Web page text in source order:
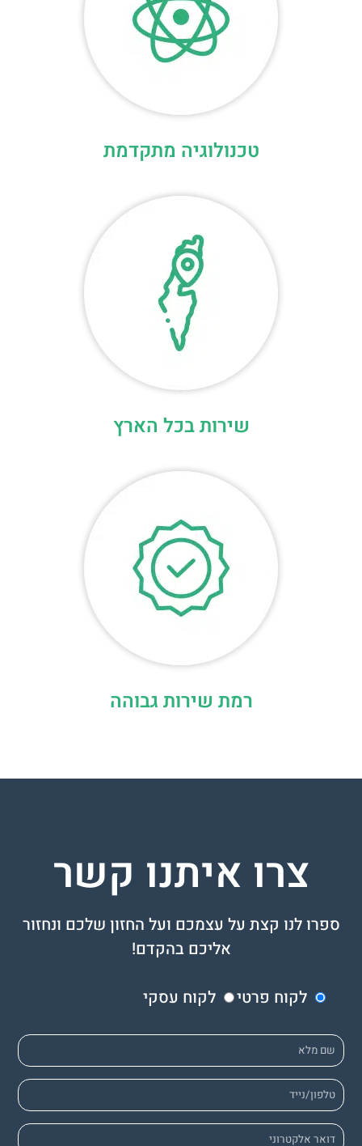
טכנולוגיה מתקדמת
שירות בכל הארץ
רמת שירות גבוהה
צרו איתנו קשר
ספרו לנו קצת על עצמכם ועל החזון שלכם ונחזור
אליכם בהקדם!
לקוח פרטי לקוח עסקי